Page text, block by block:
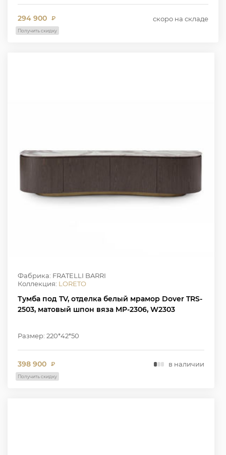
294 900 ₽ скоро на складе
Получить скидку
Фабрика: FRATELLI BARRI
Коллекция: LORETO
Тумба под TV, отделка белый мрамор Dover TRS-
2503, матовый шпон вяза MP-2306, W2303
Размер: 220*42*50
398 900 ₽ в наличии
Получить скидку